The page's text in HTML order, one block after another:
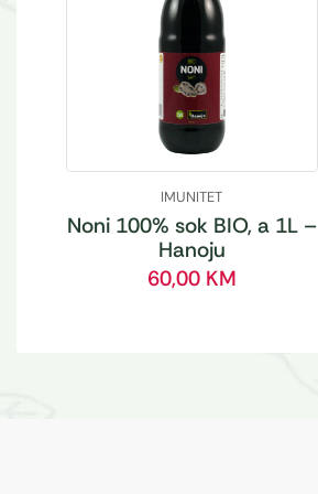
IMUNITET
Noni 100% sok BIO, a 1L –
Hanoju
60,00 KM